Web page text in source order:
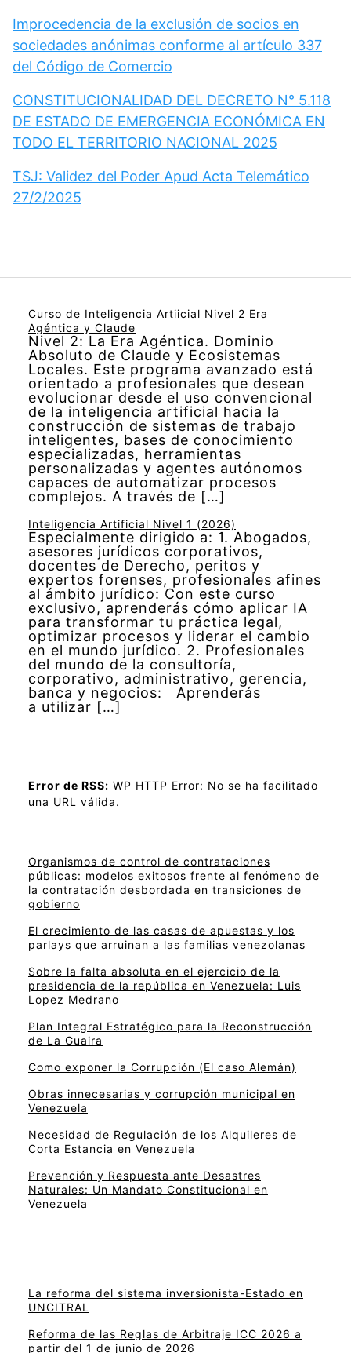
Improcedencia de la exclusión de socios en
sociedades anónimas conforme al artículo 337
del Código de Comercio
CONSTITUCIONALIDAD DEL DECRETO N° 5.118
DE ESTADO DE EMERGENCIA ECONÓMICA EN
TODO EL TERRITORIO NACIONAL 2025
TSJ: Validez del Poder Apud Acta Telemático
27/2/2025
Curso de Inteligencia Artiicial Nivel 2 Era
Agéntica y Claude
Nivel 2: La Era Agéntica. Dominio
Absoluto de Claude y Ecosistemas
Locales. Este programa avanzado está
orientado a profesionales que desean
evolucionar desde el uso convencional
de la inteligencia artificial hacia la
construcción de sistemas de trabajo
inteligentes, bases de conocimiento
especializadas, herramientas
personalizadas y agentes autónomos
capaces de automatizar procesos
complejos. A través de […]
Inteligencia Artificial Nivel 1 (2026)
Especialmente dirigido a: 1. Abogados,
asesores jurídicos corporativos,
docentes de Derecho, peritos y
expertos forenses, profesionales afines
al ámbito jurídico: Con este curso
exclusivo, aprenderás cómo aplicar IA
para transformar tu práctica legal,
optimizar procesos y liderar el cambio
en el mundo jurídico. 2. Profesionales
del mundo de la consultoría,
corporativo, administrativo, gerencia,
banca y negocios: Aprenderás
a utilizar […]
Error de RSS: WP HTTP Error: No se ha facilitado
una URL válida.
Organismos de control de contrataciones
públicas: modelos exitosos frente al fenómeno de
la contratación desbordada en transiciones de
gobierno
El crecimiento de las casas de apuestas y los
parlays que arruinan a las familias venezolanas
Sobre la falta absoluta en el ejercicio de la
presidencia de la república en Venezuela: Luis
Lopez Medrano
Plan Integral Estratégico para la Reconstrucción
de La Guaira
Como exponer la Corrupción (El caso Alemán)
Obras innecesarias y corrupción municipal en
Venezuela
Necesidad de Regulación de los Alquileres de
Corta Estancia en Venezuela
Prevención y Respuesta ante Desastres
Naturales: Un Mandato Constitucional en
Venezuela
La reforma del sistema inversionista-Estado en
UNCITRAL
Reforma de las Reglas de Arbitraje ICC 2026 a
partir del 1 de junio de 2026